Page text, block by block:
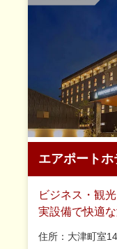
エアポート
ビジネス・観
実設備で快適
住所：大津町室